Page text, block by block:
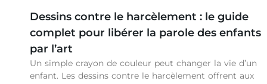
Dessins contre le harcèlement : le guide
complet pour libérer la parole des enfants
par l’art
Un simple crayon de couleur peut changer la vie d’un
enfant. Les dessins contre le harcèlement offrent aux